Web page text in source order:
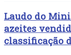
Laudo do
azeites
classificação